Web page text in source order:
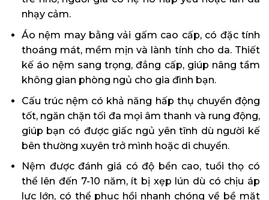
nhạy cảm.
Áo nệm may bằng vải gấm cao cấp, có đặc tính
thoáng mát, mềm mịn và lành tính cho da. Thiết
kế áo nệm sang trọng, đẳng cấp, giúp nâng tầm
không gian phòng ngủ cho gia đình bạn.
Cấu trúc nệm có khả năng hấp thụ chuyển động
tốt, ngăn chặn tối đa mọi âm thanh và rung động,
giúp bạn có được giấc ngủ yên tĩnh dù người kế
bên thường xuyên trở mình hoặc di chuyển.
Nệm được đánh giá có độ bền cao, tuổi thọ có
thể lên đến 7-10 năm, ít bị xẹp lún dù có chịu áp
lực lớn, có thể phục hồi nhanh chóng về bề mặt